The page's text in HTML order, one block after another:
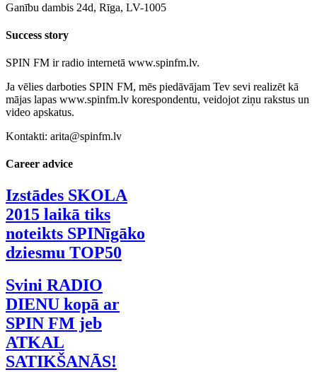
Ganību dambis 24d, Rīga, LV-1005
Success story
SPIN FM ir radio internetā www.spinfm.lv.
Ja vēlies darboties SPIN FM, mēs piedāvājam Tev sevi realizēt kā
mājas lapas www.spinfm.lv korespondentu, veidojot ziņu rakstus un
video apskatus.
Kontakti: arita@spinfm.lv
Career advice
Izstādes SKOLA
2015 laikā tiks
noteikts SPINīgāko
dziesmu TOP50
Svini RADIO
DIENU kopā ar
SPIN FM jeb
ATKAL
SATIKŠANĀS!